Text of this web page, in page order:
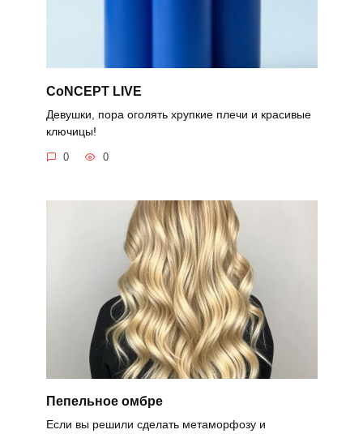
CoNCEPT LIVE
Девушки, пора оголять хрупкие плечи и красивые
ключицы!
0 0
Пепельное омбре
Если вы решили сделать метаморфозу и